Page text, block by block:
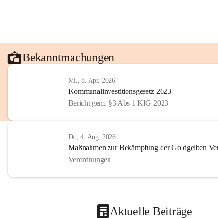
Bekanntmachungen
Mi., 8. Apr. 2026
Kommunalinvestitionsgesetz 2023
Bericht gem. §3 Abs 1 KIG 2023
Di., 4. Aug. 2026
Maßnahmen zur Bekämpfung der Goldgelben
Verordnungen
Aktuelle Beiträge